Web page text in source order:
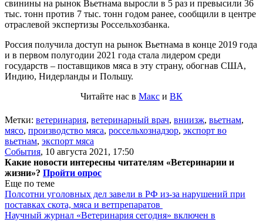
свинины на рынок Вьетнама выросли в 5 раз и превысили 36
тыс. тонн против 7 тыс. тонн годом ранее, сообщили в центре
отраслевой экспертизы Россельхозбанка.
Россия получила доступ на рынок Вьетнама в конце 2019 года
и в первом полугодии 2021 года стала лидером среди
государств – поставщиков мяса в эту страну, обогнав США,
Индию, Нидерланды и Польшу.
Читайте нас в Макс и ВК
Метки: ветеринария, ветеринарный врач, вниизж, вьетнам,
мясо, производство мяса, россельхознадзор, экспорт во
вьетнам, экспорт мяса
События, 10 августа 2021, 17:50
Какие новости интересны читателям «Ветеринарии и
жизни»? Пройти опрос
Еще по теме
Полсотни уголовных дел завели в РФ из-за нарушений при
поставках скота, мяса и ветпрепаратов
Научный журнал «Ветеринария сегодня» включен в